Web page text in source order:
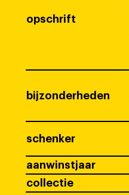
opschrift
bijzonderheden
schenker
aanwinstjaar
collectie